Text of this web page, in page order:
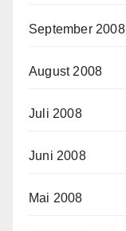
September 2008
August 2008
Juli 2008
Juni 2008
Mai 2008